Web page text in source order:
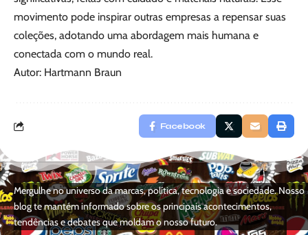
movimento pode inspirar outras empresas a repensar suas
coleções, adotando uma abordagem mais humana e
conectada com o mundo real.
Autor: Hartmann Braun
Facebook
Mergulhe no universo da marcas, política, tecnologia e sociedade. Nosso
blog te mantém informado sobre os principais acontecimentos,
tendências e debates que moldam o nosso futuro.